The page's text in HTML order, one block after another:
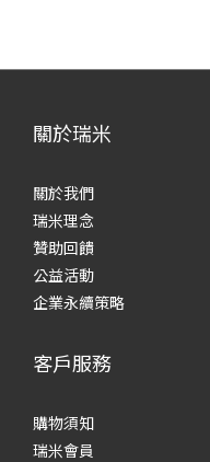
關於瑞米
關於我們
瑞米理念
贊助回饋
公益活動
企業永續策略
客戶服務
購物須知
瑞米會員